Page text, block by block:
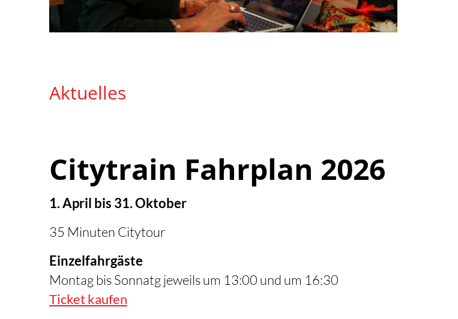
Aktuelles
Citytrain Fahrplan 2026
1. April bis 31. Oktober
35 Minuten Citytour
Einzelfahrgäste
Montag bis Sonnatg jeweils um 13:00 und um 16:30
Ticket kaufen